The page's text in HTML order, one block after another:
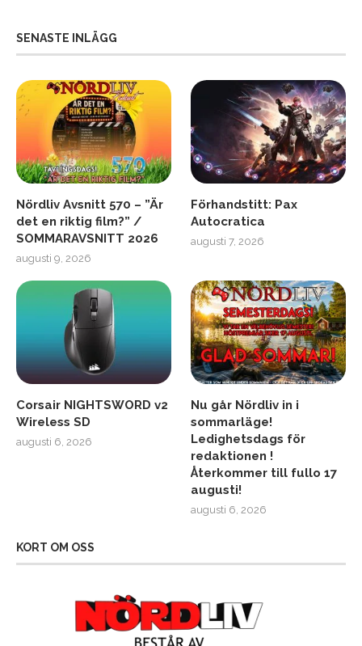
SENASTE INLÄGG
Nördliv Avsnitt 570 – ”Är
det en riktig film?” /
SOMMARAVSNITT 2026
augusti 9, 2026
Förhandstitt: Pax
Autocratica
augusti 7, 2026
Corsair NIGHTSWORD v2
Wireless SD
augusti 6, 2026
Nu går Nördliv in i
sommarläge!
Ledighetsdags för
redaktionen !
Återkommer till fullo 17
augusti!
augusti 6, 2026
KORT OM OSS